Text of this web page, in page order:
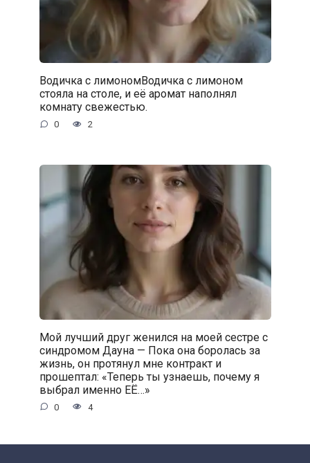
Водичка с лимономВодичка с лимоном
стояла на столе, и её аромат наполнял
комнату свежестью.
0 2
Мой лучший друг женился на моей сестре с
синдромом Дауна — Пока она боролась за
жизнь, он протянул мне контракт и
прошептал: «Теперь ты узнаешь, почему я
выбрал именно ЕЁ…»
0 4